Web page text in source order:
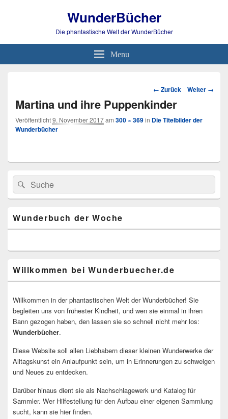
WunderBücher
Die phantastische Welt der WunderBücher
Menu
Bild-
Navigation
← Zurück Weiter →
Martina und ihre Puppenkinder
Veröffentlicht9. November 2017am 300 × 369in Die Titelbilder der
Wunderbücher
Primärer
Seitenleisten
Widget-
Bereich
Search
for:
Suche
Wunderbuch der Woche
Willkommen bei Wunderbuecher.de
Willkommen in der phantastischen Welt der Wunderbücher! Sie
begleiten uns von frühester Kindheit, und wen sie einmal in ihren
Bann gezogen haben, den lassen sie so schnell nicht mehr los:
Wunderbücher.
Diese Website soll allen Liebhabern dieser kleinen Wunderwerke der
Alltagskunst ein Anlaufpunkt sein, um in Erinnerungen zu schwelgen
und Neues zu entdecken.
Darüber hinaus dient sie als Nachschlagewerk und Katalog für
Sammler. Wer Hilfestellung für den Aufbau einer eigenen Sammlung
sucht, kann sie hier finden.